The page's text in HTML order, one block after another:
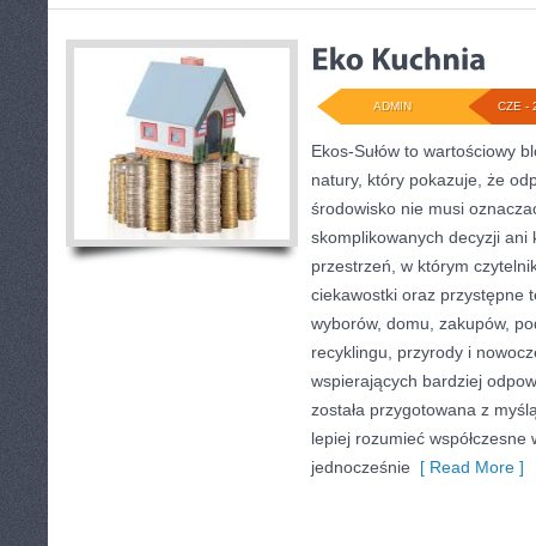
CZE -
ADMIN
Ekos-Sułów to wartościowy
natury, który pokazuje, że
środowisko nie musi
skomplikowanych decyzji ani
przestrzeń, w którym
ciekawostki oraz przystępne
wyborów, domu, zakupów,
recyklingu, przyrody i
wspierających bardziej
została przygotowana z
lepiej rozumieć
jednocześnie [ Read More ]